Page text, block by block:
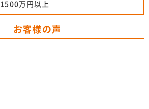
1500万円以上
お客様の声